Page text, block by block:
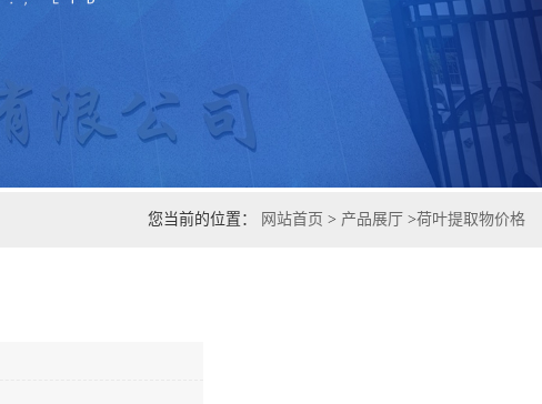
您当前的位置： 网站首页 > 产品展厅 >荷叶提取物价格